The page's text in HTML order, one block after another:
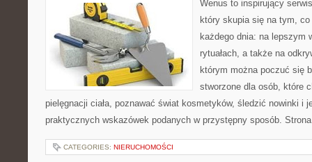
Wenus to inspirujący
który skupia się na tym,
każdego dnia: na lepszym
rytuałach, a także na
którym można poczuć się
stworzone dla osób, które
pielęgnacji ciała, poznawać świat kosmetyków, śledzić nowinki i
praktycznych wskazówek podanych w przystępny sposób.
CATEGORIES: NIERUCHOMOŚCI